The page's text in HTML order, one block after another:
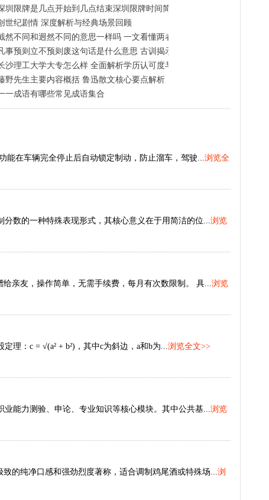
圳限牌是几点开始到几点结束深圳限牌时间简述 工作日早晚高峰限行时间
世纪剧情 深度解析与经典场景回顾
然不同和迥然不同的意思一样吗 一文看懂两者异同
事预则立不预则废这句话是什么意思 古训揭示提前规划的重要性
沙理工大学大专怎么样 全面解析学历认可度与就业前景
野先生主要内容概括 鲁迅散文核心要点解析
一成语有哪些常见成语集合
能在车辆完全停止后自动锁定制动，防止溜车，驾驶...浏览全
数的一种特殊表现形式，其核心意义在于用简洁的位...浏览
亲友，操作简单，无需手续费，每月有次数限制。 具...浏览
理：c = √(a² + b²)，其中c为斜边，a和b为...浏览全文>>
能力测验、申论、专业知识等核心模块。其中公共基...浏览
的纯净口感和强劲烈度著称，适合调制鸡尾酒或特殊场...浏